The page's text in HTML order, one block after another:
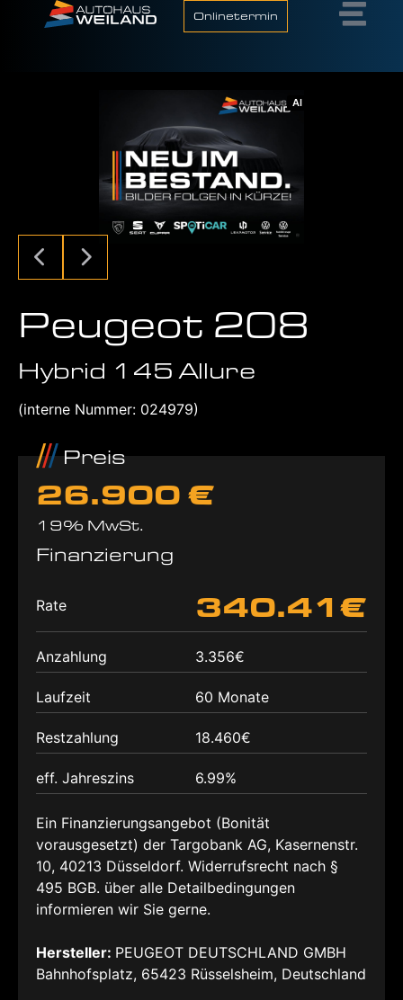
Onlinetermin
AI
Peugeot 208
Hybrid 145 Allure
(interne Nummer: 024979)
Preis
26.900 €
19% MwSt.
Finanzierung
Rate 340.41€
Anzahlung 3.356€
Laufzeit 60 Monate
Restzahlung 18.460€
eff. Jahreszins 6.99%
Ein Finanzierungsangebot (Bonität
vorausgesetzt) der Targobank AG, Kasernenstr.
10, 40213 Düsseldorf. Widerrufsrecht nach §
495 BGB. über alle Detailbedingungen
informieren wir Sie gerne.
Hersteller: PEUGEOT DEUTSCHLAND GMBH
Bahnhofsplatz, 65423 Rüsselsheim, Deutschland